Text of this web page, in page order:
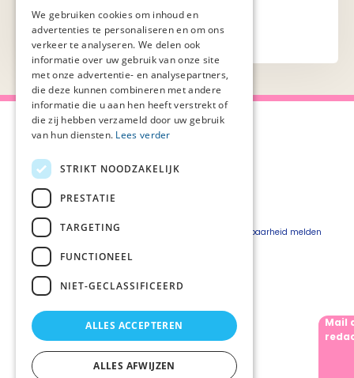
Over Palliaweb
Over PZNL
Pers
Vacatures
Webshop
Privacyverklaring
Beveiligingskwetsbaarheid melden
Mail
We gebruiken cookies om inhoud en
advertenties te personaliseren en om ons
verkeer te analyseren. We delen ook
informatie over uw gebruik van onze site
met onze advertentie- en analysepartners,
die deze kunnen combineren met andere
informatie die u aan hen heeft verstrekt of
die zij hebben verzameld door uw gebruik
van hun diensten. Lees verder
STRIKT NOODZAKELIJK
PRESTATIE
TARGETING
FUNCTIONEEL
NIET-GECLASSIFICEERD
ALLES ACCEPTEREN
ALLES AFWIJZEN